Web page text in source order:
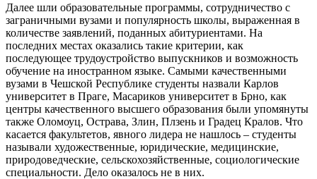
Далее шли образовательные программы, сотрудничество с
заграничными вузами и популярность школы, выраженная в
количестве заявлений, поданных абитуриентами. На
последних местах оказались такие критерии, как
последующее трудоустройство выпускников и возможность
обучение на иностранном языке. Самыми качественными
вузами в Чешской Республике студенты назвали Карлов
университет в Праге, Масариков университет в Брно, как
центры качественного высшего образования были упомянуты
также Оломоуц, Острава, Злин, Плзень и Градец Кралов. Что
касается факультетов, явного лидера не нашлось – студенты
называли художественные, юридические, медицинские,
природоведческие, сельскохозяйственные, социологические
специальности. Дело оказалось не в них.